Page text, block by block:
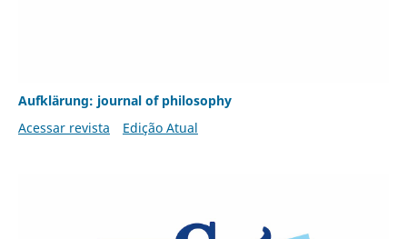
Aufklärung: journal of philosophy
Acessar revista
Edição Atual